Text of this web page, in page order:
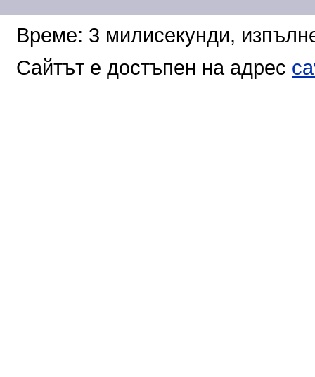
Време: 3 милисекунди,
Сайтът е достъпен на адрес